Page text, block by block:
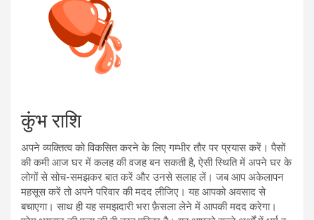
कुंभ राशि
अपने व्यक्तित्व को विकसित करने के लिए गम्भीर तौर पर प्रयास करें। पैसों
की कमी आज घर में कलह की वजह बन सकती है, ऐसी स्थिति में अपने घर के
लोगों से सोच-समझकर बात करें और उनसे सलाह लें। जब आप अकेलापन
महसूस करें तो अपने परिवार की मदद लीजिए। यह आपको अवसाद से
बचाएगा। साथ ही यह समझदारी भरा फ़ैसला लेने में आपकी मदद करेगा।